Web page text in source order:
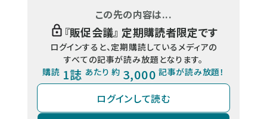
この先の内容は...
『販促会議』 定期購読者限定です
ログインすると、定期購読しているメディアの
すべての記事が読み放題となります。
購読 1誌 あたり 約 3,000 記事が読み放題！
ログインして読む